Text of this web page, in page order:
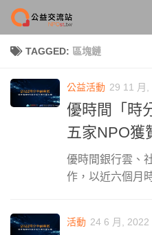
Skip to content
TAGGED: 區塊鏈
公益活動 29 11 月,
優時間「時
五家NPO獲
優時間銀行雲、
作，以近六個月
活動 24 6 月, 2022